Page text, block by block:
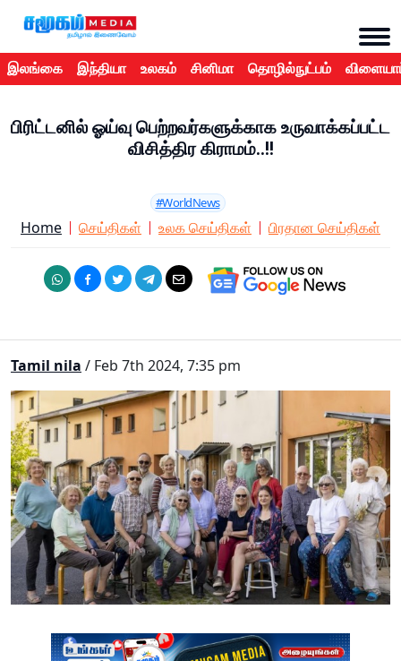
இலங்கை இந்தியா உலகம் சினிமா தொழில்நுட்பம்
பிரிட்டனில் ஓய்வு பெற்றவர்களுக்காக உருவாக்கப்பட்ட
விசித்திர கிராமம்..!!
#WorldNews
Home செய்திகள் உலக செய்திகள் பிரதான செய்திகள்
Tamil nila / Feb 7th 2024, 7:35 pm